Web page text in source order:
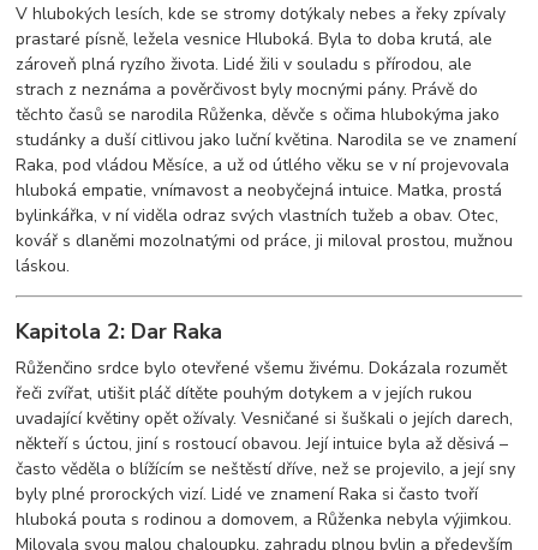
V hlubokých lesích, kde se stromy dotýkaly nebes a řeky zpívaly
prastaré písně, ležela vesnice Hluboká. Byla to doba krutá, ale
zároveň plná ryzího života. Lidé žili v souladu s přírodou, ale
strach z neznáma a pověrčivost byly mocnými pány. Právě do
těchto časů se narodila Růženka, děvče s očima hlubokýma jako
studánky a duší citlivou jako luční květina. Narodila se ve znamení
Raka, pod vládou Měsíce, a už od útlého věku se v ní projevovala
hluboká empatie, vnímavost a neobyčejná intuice. Matka, prostá
bylinkářka, v ní viděla odraz svých vlastních tužeb a obav. Otec,
kovář s dlaněmi mozolnatými od práce, ji miloval prostou, mužnou
láskou.
Kapitola 2: Dar Raka
Růženčino srdce bylo otevřené všemu živému. Dokázala rozumět
řeči zvířat, utišit pláč dítěte pouhým dotykem a v jejích rukou
uvadající květiny opět ožívaly. Vesničané si šuškali o jejích darech,
někteří s úctou, jiní s rostoucí obavou. Její intuice byla až děsivá –
často věděla o blížícím se neštěstí dříve, než se projevilo, a její sny
byly plné prorockých vizí. Lidé ve znamení Raka si často tvoří
hluboká pouta s rodinou a domovem, a Růženka nebyla výjimkou.
Milovala svou malou chaloupku, zahradu plnou bylin a především